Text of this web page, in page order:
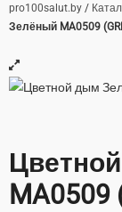
pro100salut.by /
Зелёный MA0509
MA0509